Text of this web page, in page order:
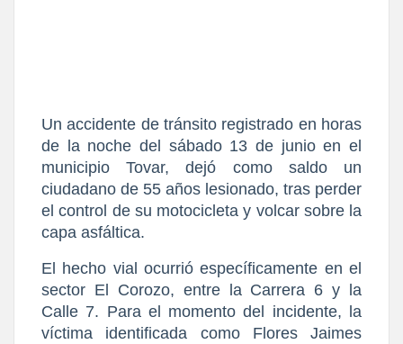
Un accidente de tránsito registrado en horas
de la noche del sábado 13 de junio en el
municipio Tovar, dejó como saldo un
ciudadano de 55 años lesionado, tras perder
el control de su motocicleta y volcar sobre la
capa asfáltica.
​El hecho vial ocurrió específicamente en el
sector El Corozo, entre la Carrera 6 y la
Calle 7. ​Para el momento del incidente, la
víctima identificada como Flores Jaimes